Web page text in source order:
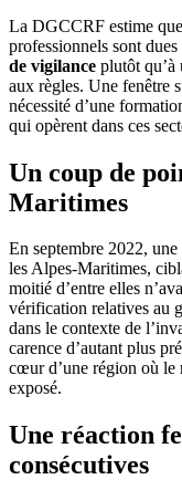
La DGCCRF estime
professionnels sont
de vigilance plutôt qu’à
aux règles. Une fenêtre
nécessité d’une
qui opèrent dans ces
Un coup de
Maritimes
En septembre 2022, une
les Alpes-Maritimes,
moitié d’entre elles
vérification relatives au
dans le contexte de
carence d’autant plus
cœur d’une région où le
exposé.
Une réaction
consécutives